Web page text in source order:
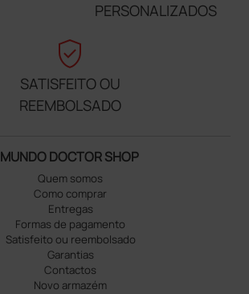
PERSONALIZADOS
verified_user
SATISFEITO OU
REEMBOLSADO
MUNDO DOCTOR SHOP
Quem somos
Como comprar
Entregas
Formas de pagamento
Satisfeito ou reembolsado
Garantias
Contactos
Novo armazém